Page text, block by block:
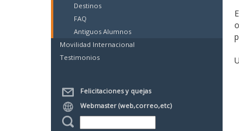
Destinos
FAQ
Antiguos Alumnos
Movilidad Internacional
Testimonios
Felicitaciones y quejas
Webmaster (web,correo,etc)